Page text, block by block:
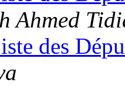
Ahmed
des